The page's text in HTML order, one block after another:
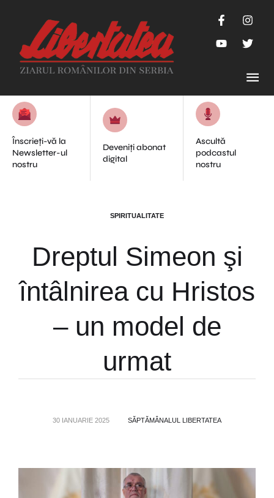
Înscrieți-vă la
Newsletter-ul
nostru
Deveniți abonat
digital
Ascultă
podcastul
nostru
SPIRITUALITATE
Dreptul Simeon şi
întâlnirea cu Hristos
– un model de
urmat
30 IANUARIE 2025 SĂPTĂMÂNALUL LIBERTATEA